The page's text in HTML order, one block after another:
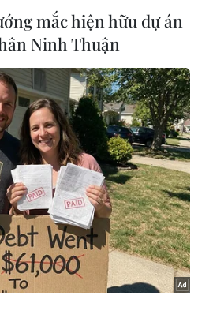
mắc hiện hữu dự án
Ninh Thuận